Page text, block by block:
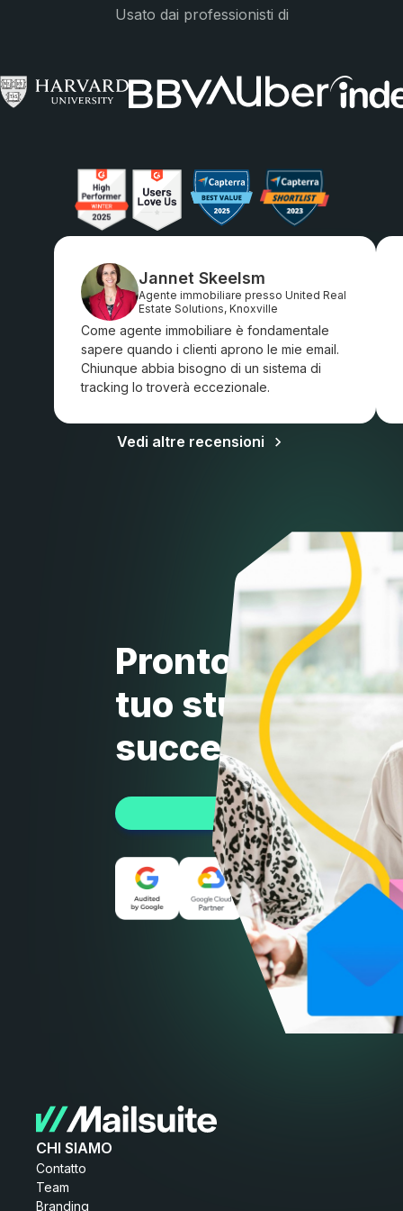
Usato dai professionisti di
Jannet Skeelsm
Agente immobiliare presso United Real
Estate Solutions, Knoxville
Come agente immobiliare è fondamentale
sapere quando i clienti aprono le mie email.
Chiunque abbia bisogno di un sistema di
tracking lo troverà eccezionale.
Vedi altre recensioni
Pronto a
tuo studio al
successivo?
INIZIA GRATIS
CHI SIAMO
Contatto
Team
Branding